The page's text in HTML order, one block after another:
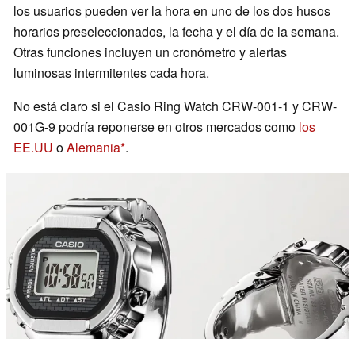
los usuarios pueden ver la hora en uno de los dos husos
horarios preseleccionados, la fecha y el día de la semana.
Otras funciones incluyen un cronómetro y alertas
luminosas intermitentes cada hora.
No está claro si el Casio Ring Watch CRW-001-1 y CRW-
001G-9 podría reponerse en otros mercados como los
EE.UU oAlemania .